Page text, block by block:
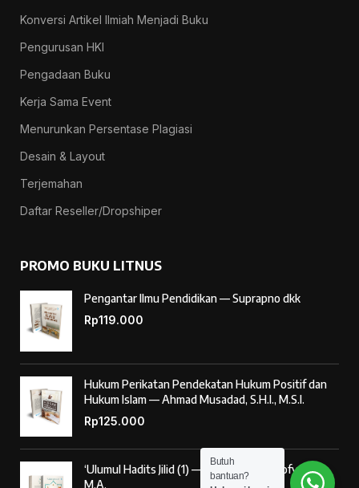
Konversi Artikel Ilmiah Menjadi Buku
Pengurusan HKI
Pengadaan Buku
Kerja Sama Event
Menurunkan Persentase Plagiasi
Desain & Layout
Terjemahan
Daftar Reseller/Dropshiper
PROMO BUKU LITNUS
Pengantar Ilmu Pendidikan — Suprapno dkk
Rp119.000
Hukum Perikatan Pendekatan Hukum Positif dan
Hukum Islam — Ahmad Musadad, S.H.I., M.S.I.
Rp125.000
‘Ulumul Hadits Jilid (1) — Dr. Nur Baety Sofyan, Lc.,
M.A.
Butuh
bantuan?